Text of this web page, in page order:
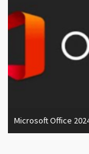
Microsoft Office